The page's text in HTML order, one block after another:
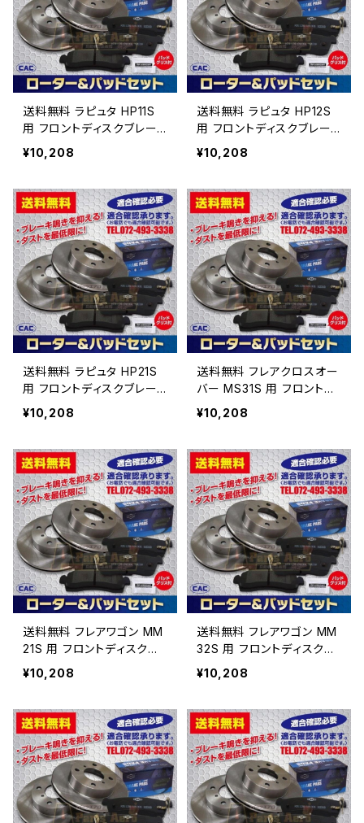
送料無料 ラピュタ HP11S
用 フロントディスクブレー
キロータ.パッドセット PA4
26 （ＣＡＣ）/専用グリス付
¥10,208
送料無料 ラピュタ HP12S
用 フロントディスクブレー
キロータ.パッドセット PA4
26 （ＣＡＣ）/専用グリス付
¥10,208
送料無料 ラピュタ HP21S
用 フロントディスクブレー
キロータ.パッドセット PA4
26 （ＣＡＣ）/専用グリス付
¥10,208
送料無料 フレアクロスオー
バー MS31S 用 フロントデ
ィスクブレーキロータ.パッド
セット PA566 （ＣＡＣ）/
¥10,208
送料無料 フレアワゴン MM
21S 用 フロントディスクブ
レーキロータ.パッドセット
PA566 （ＣＡＣ）/専用グリ
¥10,208
送料無料 フレアワゴン MM
32S 用 フロントディスクブ
レーキロータ.パッドセット
PA566 （ＣＡＣ）/専用グリ
¥10,208